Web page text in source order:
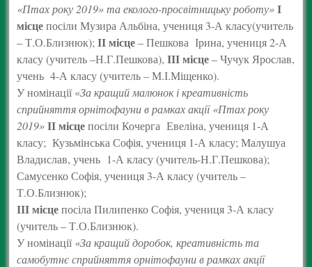
«Птах року 2019» та еколого-просвітницьку роботу» І
місцепосіли Музира Альбіна, учениця 3-А класу(учитель
– Т.О.Близнюк);ІІ місце– Пешкова Ірина, учениця 2-А
класу (учитель –Н.Г.Пешкова),ІІІ місце– Чучук Ярослав,
учень 4-А класу (учитель – М.І.Міщенко).
У номінації «За кращий малюнок і креативність
сприйняття орнітофауни в рамках акції «Птах року
2019»ІІ місцепосіли Кочерга Евеліна, учениця 1-А
класу; Кузьмінська Софія, учениця 1-А класу; Малушуа
Владислав, учень 1-А класу (учитель-Н.Г.Пешкова);
Самусенко Софія, учениця 3-А класу (учитель –
Т.О.Близнюк);
ІІІ місцепосіла Пилипенко Софія, учениця 3-А класу
(учитель – Т.О.Близнюк).
У номінації«За кращий доробок, креативність та
самобутнє сприйняття орнітофауни в рамках акції